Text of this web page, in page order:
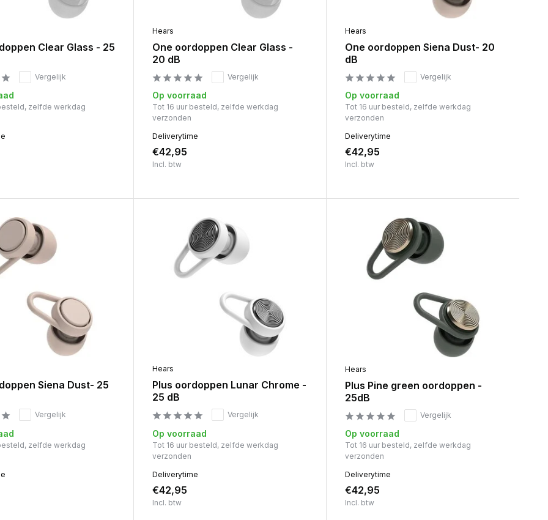
Clear Glass - 25
Vergelijk
zelfde werkdag
Hears
One oordoppen Clear Glass -
20 dB
Vergelijk
Op voorraad
Tot 16 uur besteld, zelfde werkdag
verzonden
Deliverytime
€42,95
Incl. btw
Hears
One oordoppen Siena Dust- 20
dB
Vergelijk
Op voorraad
Tot 16 uur besteld, zelfde werkdag
verzonden
Deliverytime
€42,95
Incl. btw
Siena Dust- 25
Vergelijk
zelfde werkdag
Hears
Plus oordoppen Lunar Chrome -
25 dB
Vergelijk
Op voorraad
Tot 16 uur besteld, zelfde werkdag
verzonden
Deliverytime
€42,95
Incl. btw
Hears
Plus Pine green oordoppen -
25dB
Vergelijk
Op voorraad
Tot 16 uur besteld, zelfde werkdag
verzonden
Deliverytime
€42,95
Incl. btw